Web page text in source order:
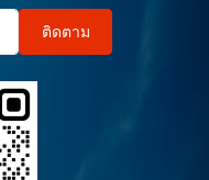
ติดตาม